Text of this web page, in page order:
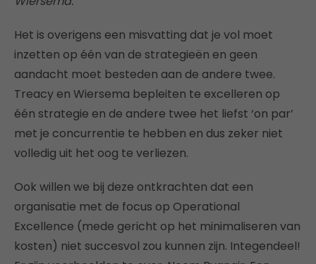
Het is overigens een misvatting dat je vol moet
inzetten op één van de strategieën en geen
aandacht moet besteden aan de andere twee.
Treacy en Wiersema bepleiten te excelleren op
één strategie en de andere twee het liefst ‘on par’
met je concurrentie te hebben en dus zeker niet
volledig uit het oog te verliezen.
Ook willen we bij deze ontkrachten dat een
organisatie met de focus op Operational
Excellence (mede gericht op het minimaliseren van
kosten) niet succesvol zou kunnen zijn. Integendeel!